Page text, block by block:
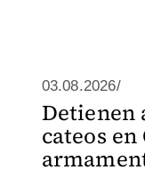
03.08.2026/
Detienen
cateos